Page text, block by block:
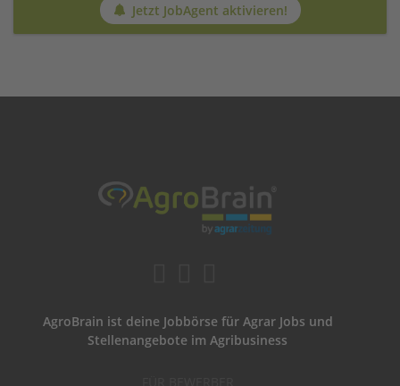
Jetzt JobAgent aktivieren!
AgroBrain ist deine Jobbörse für Agrar Jobs und
Stellenangebote im Agribusiness